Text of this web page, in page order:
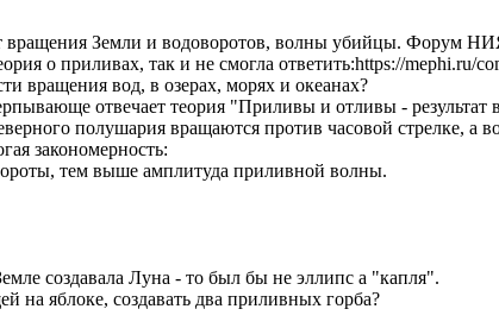
вращения Земли и водоворотов, волны убийцы. Форум
о приливах, так и не смогла ответить:https://
вращения вод, в озерах, морях и океанах?
от­­­­­вечает теория "Приливы и отливы - результат
по­­­­­­­­лушария вращаются против часовой стрелке,
законом­­­ерность:
тем выше амплитуда приливной волны.
создавала Луна - то был бы не эллипс а "капля".
на яблоке, создавать два приливных горба?